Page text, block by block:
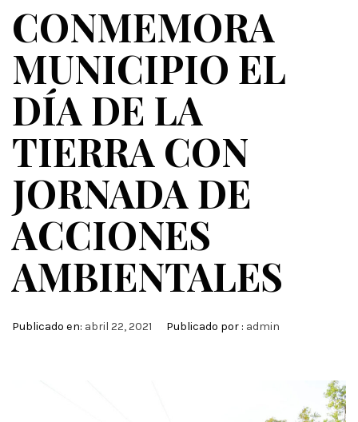
CONMEMORA
MUNICIPIO EL
DÍA DE LA
TIERRA CON
JORNADA DE
ACCIONES
AMBIENTALES
Publicado en: abril 22, 2021 Publicado por : admin